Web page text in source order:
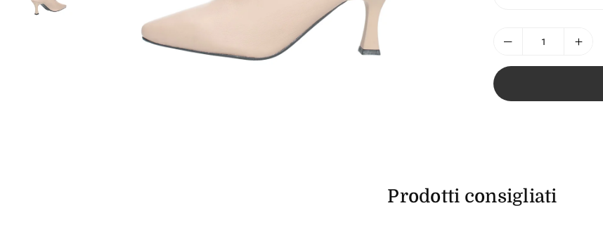
Prodotti consigliati